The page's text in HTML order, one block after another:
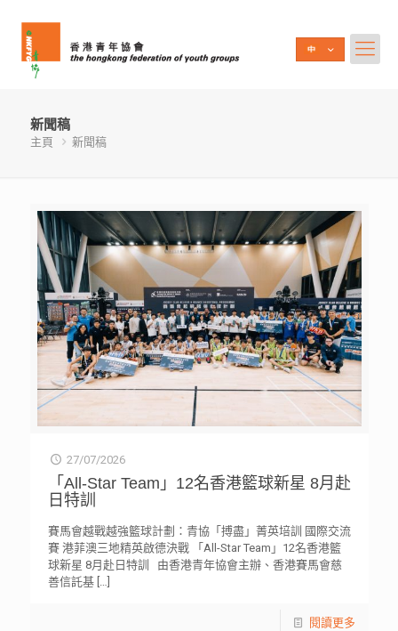
新聞稿
主頁 新聞稿
27/07/2026
「All-Star Team」12名香港籃球新星 8月赴
日特訓
賽馬會越戰越強籃球計劃：青協「搏盡」菁英培訓 國際交流
賽 港菲澳三地精英啟德決戰 「All-Star Team」12名香港籃
球新星 8月赴日特訓 由香港青年協會主辦、香港賽馬會慈
善信託基[…]
閱讀更多